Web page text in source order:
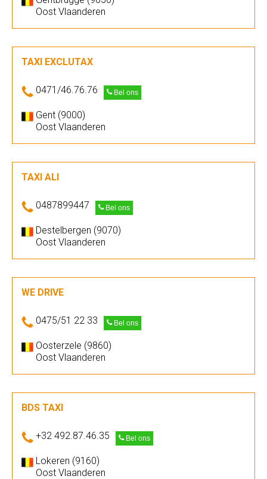
Oost Vlaanderen
TAXI EXCLUTAX
0471/46.76.76 Bel ons
Gent (9000)
Oost Vlaanderen
TAXI ALI
0487899447 Bel ons
Destelbergen (9070)
Oost Vlaanderen
WE DRIVE
0475/51 22 33 Bel ons
Oosterzele (9860)
Oost Vlaanderen
BDS TAXI
+32 492.87.46.35 Bel ons
Lokeren (9160)
Oost Vlaanderen